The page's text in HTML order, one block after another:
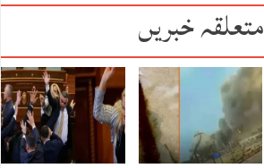
متعلقہ خبریں